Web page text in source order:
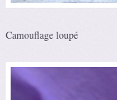
Camouflage loupé